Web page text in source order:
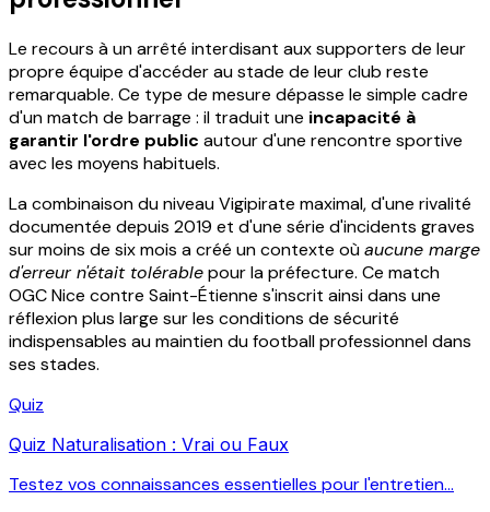
Le recours à un arrêté interdisant aux supporters de leur
propre équipe d'accéder au stade de leur club reste
remarquable. Ce type de mesure dépasse le simple cadre
d'un match de barrage : il traduit une incapacité à
garantir l'ordre public autour d'une rencontre sportive
avec les moyens habituels.
La combinaison du niveau Vigipirate maximal, d'une rivalité
documentée depuis 2019 et d'une série d'incidents graves
sur moins de six mois a créé un contexte oùaucune marge
d'erreur n'était tolérablepour la préfecture. Ce match
OGC Nice contre Saint-Étienne s'inscrit ainsi dans une
réflexion plus large sur les conditions de sécurité
indispensables au maintien du football professionnel dans
ses stades.
Quiz
Quiz Naturalisation : Vrai ou Faux
Testez vos connaissances essentielles pour l'entretien...